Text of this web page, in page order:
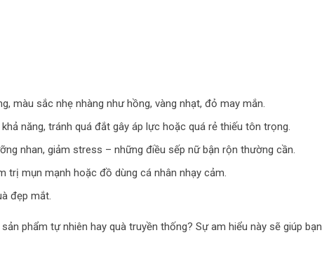
màu sắc nhẹ nhàng như hồng, vàng nhạt, đỏ may mắn.
năng, tránh quá đắt gây áp lực hoặc quá rẻ thiếu tôn trọng.
nhan, giảm stress – những điều sếp nữ bận rộn thường cần.
trị mụn mạnh hoặc đồ dùng cá nhân nhạy cảm.
đẹp mắt.
phẩm tự nhiên hay quà truyền thống? Sự am hiểu này sẽ giúp bạn